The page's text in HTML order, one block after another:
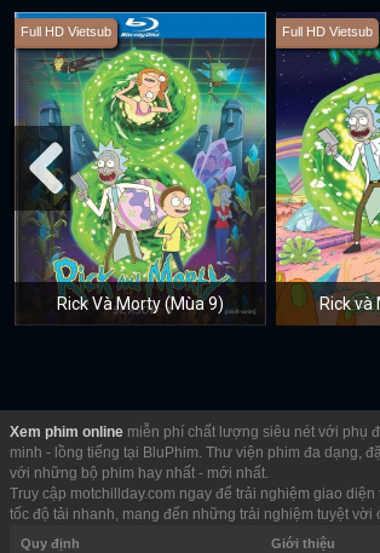
Full HD Vietsub
Rick Và Morty (Mùa 9)
Full HD Vietsub
Rick và
Xem phim online miễn phí chất lượng siêu nét với phụ
minh - lồng tiếng tại BluPhim. Thư viện phim đa dạng,
với những bộ phim hay nhất - mới nhất.
Truy cập motchillday.com ngay để trải nghiệm giao
tốc độ tải nhanh, mang đến những trải nghiệm tuyệt vời
Quy định Giới thiệu